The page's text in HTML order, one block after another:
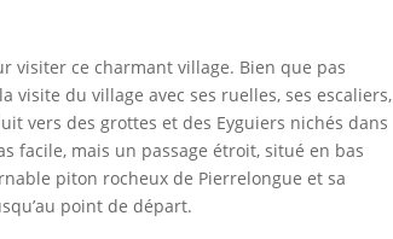
visiter ce charmant village. Bien que pas
du village avec ses ruelles, ses escaliers,
vers des grottes et des Eyguiers nichés dans
facile, mais un passage étroit, situé en bas
piton rocheux de Pierrelongue et sa
point de départ.